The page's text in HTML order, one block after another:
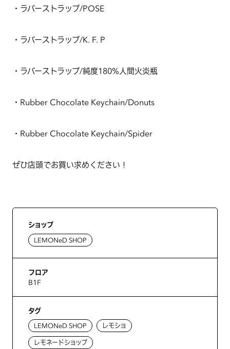
・ラバーストラップ/POSE
・ラバーストラップ/K. F. P
・ラバーストラップ/純度180%人間火炎瓶
・Rubber Chocolate Keychain/Donuts
・Rubber Chocolate Keychain/Spider
ぜひ店頭でお買い求めください！
ショップ
LEMONeD SHOP
フロア
B1F
タグ
LEMONeD SHOP
レモショ
レモネードショップ